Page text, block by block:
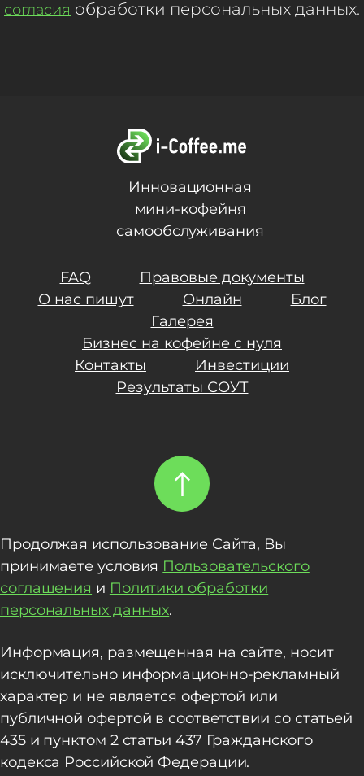
согласия обработки персональных данных.
Инновационная
мини-кофейня
самообслуживания
FAQ
Правовые документы
О нас пишут
Онлайн
Блог
Галерея
Бизнес на кофейне с нуля
Контакты
Инвестиции
Результаты СОУТ
Продолжая использование Сайта, Вы
принимаете условия Пользовательского
соглашения и Политики обработки
персональных данных.
Информация, размещенная на сайте, носит
исключительно информационно-рекламный
характер и не является офертой или
публичной офертой в соответствии со статьей
435 и пунктом 2 статьи 437 Гражданского
кодекса Российской Федерации.